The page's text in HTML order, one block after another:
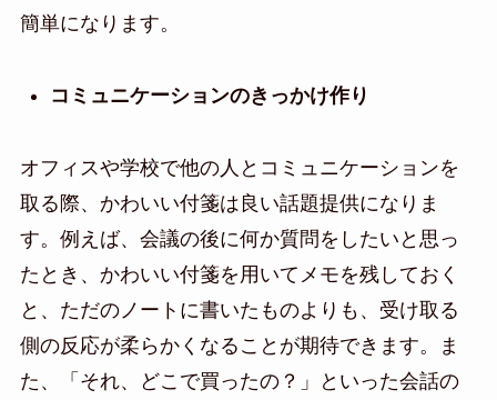
簡単になります。
コミュニケーションのきっかけ作り
オフィスや学校で他の人とコミュニケーションを
取る際、かわいい付箋は良い話題提供になりま
す。例えば、会議の後に何か質問をしたいと思っ
たとき、かわいい付箋を用いてメモを残しておく
と、ただのノートに書いたものよりも、受け取る
側の反応が柔らかくなることが期待できます。ま
た、「それ、どこで買ったの？」といった会話の